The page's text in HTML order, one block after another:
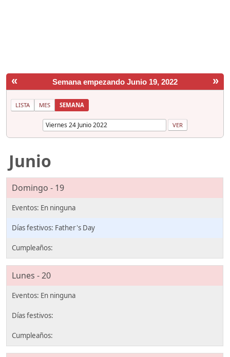
« »
Semana empezando Junio 19, 2022
LISTA MES SEMANA
Junio
Domingo - 19
Father's Day
Lunes - 20